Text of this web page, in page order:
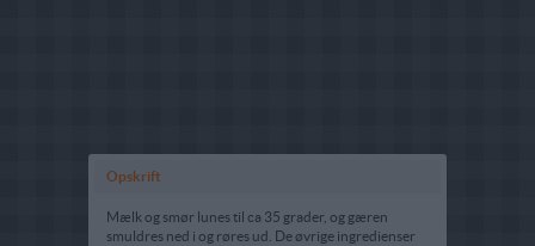
Opskrift
Mælk og smør lunes til ca 35 grader, og gæren
smuldres ned i og røres ud. De øvrige ingredienser